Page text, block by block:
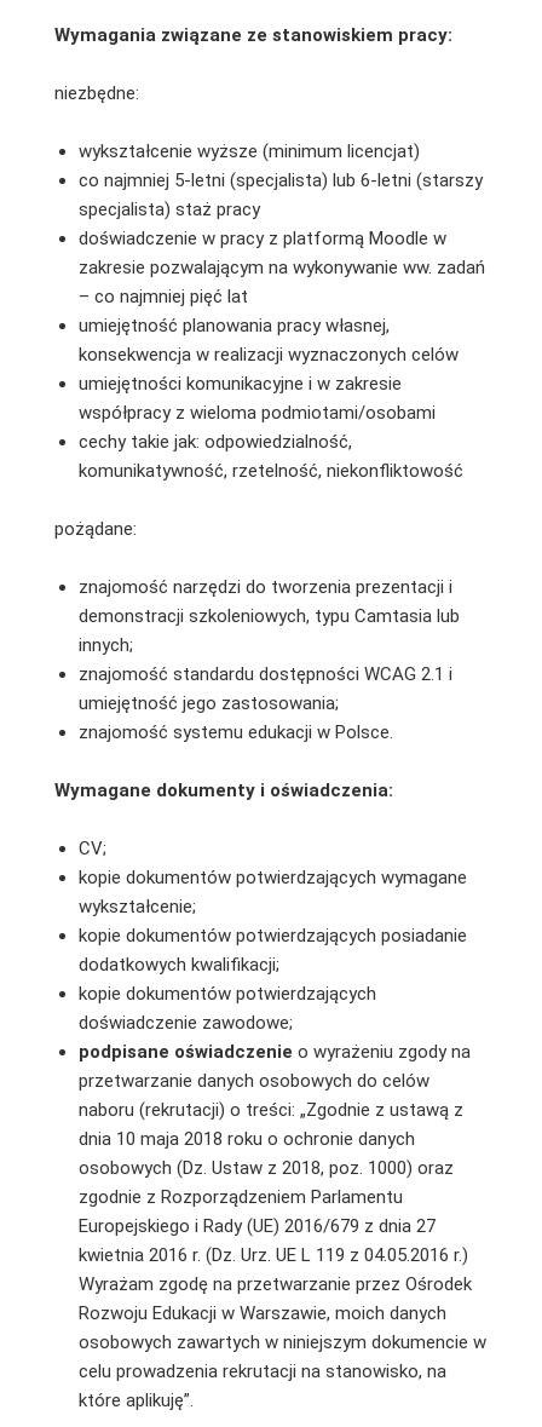
Wymagania związane ze stanowiskiem pracy:
niezbędne:
wykształcenie wyższe (minimum licencjat)
co najmniej 5-letni (specjalista) lub 6-letni (starszy
specjalista) staż pracy
doświadczenie w pracy z platformą Moodle w
zakresie pozwalającym na wykonywanie ww. zadań
– co najmniej pięć lat
umiejętność planowania pracy własnej,
konsekwencja w realizacji wyznaczonych celów
umiejętności komunikacyjne i w zakresie
współpracy z wieloma podmiotami/osobami
cechy takie jak: odpowiedzialność,
komunikatywność, rzetelność, niekonfliktowość
pożądane:
znajomość narzędzi do tworzenia prezentacji i
demonstracji szkoleniowych, typu Camtasia lub
innych;
znajomość standardu dostępności WCAG 2.1 i
umiejętność jego zastosowania;
znajomość systemu edukacji w Polsce.
Wymagane dokumenty i oświadczenia:
CV;
kopie dokumentów potwierdzających wymagane
wykształcenie;
kopie dokumentów potwierdzających posiadanie
dodatkowych kwalifikacji;
kopie dokumentów potwierdzających
doświadczenie zawodowe;
podpisane oświadczenie o wyrażeniu zgody na
przetwarzanie danych osobowych do celów
naboru (rekrutacji) o treści: „Zgodnie z ustawą z
dnia 10 maja 2018 roku o ochronie danych
osobowych (Dz. Ustaw z 2018, poz. 1000) oraz
zgodnie z Rozporządzeniem Parlamentu
Europejskiego i Rady (UE) 2016/679 z dnia 27
kwietnia 2016 r. (Dz. Urz. UE L 119 z 04.05.2016 r.)
Wyrażam zgodę na przetwarzanie przez Ośrodek
Rozwoju Edukacji w Warszawie, moich danych
osobowych zawartych w niniejszym dokumencie w
celu prowadzenia rekrutacji na stanowisko, na
które aplikuję”.